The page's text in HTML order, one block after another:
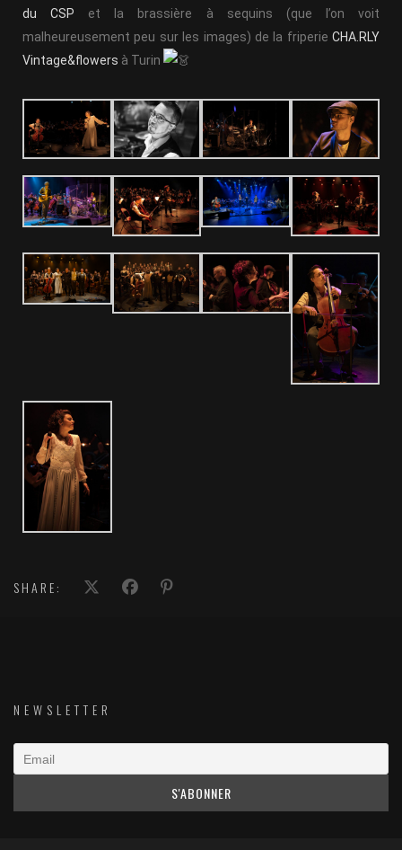
du CSP et la brassière à sequins (que l’on voit
malheureusement peu sur les images) de la friperie CHA.RLY
Vintage&flowers à Turin
SHARE:
NEWSLETTER